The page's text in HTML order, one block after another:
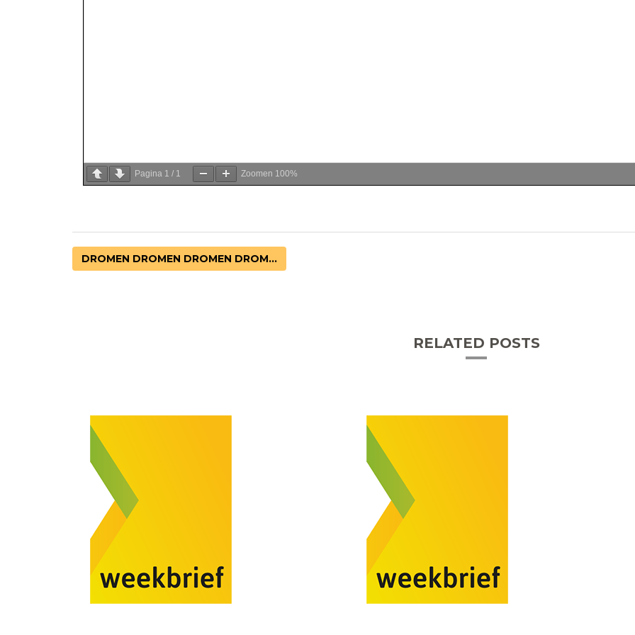
Pagina 1 / 1 Zoomen 100%
DROMEN DROMEN DROMEN DROM...
RELATED POSTS